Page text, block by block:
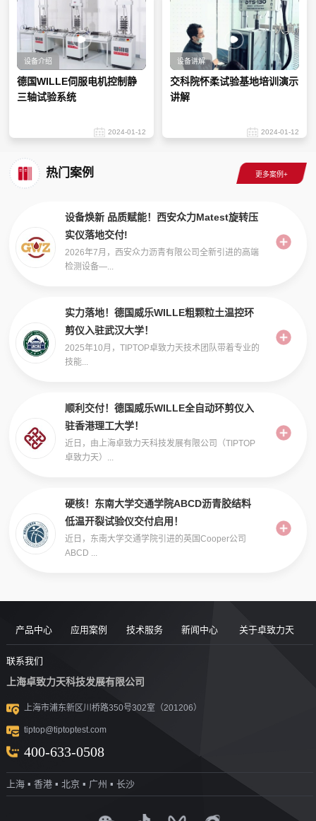
设备介绍
德国WILLE伺服电机控制静
三轴试验系统
2024-01-12
设备讲解
交科院怀柔试验基地培训演示
讲解
2024-01-12
热门案例
设备焕新 品质赋能！西安众力Matest旋转压
实仪落地交付!
2026年7月，西安众力沥青有限公司全新引进的高端
检测设备—...
实力落地！德国威乐WILLE粗颗粒土温控环
剪仪入驻武汉大学！
2025年10月，TIPTOP卓致力天技术团队带着专业的
技能...
顺利交付！德国威乐WILLE全自动环剪仪入
驻香港理工大学！
近日，由上海卓致力天科技发展有限公司（TIPTOP
卓致力天）...
硬核！东南大学交通学院ABCD沥青胶结料
低温开裂试验仪交付启用！
近日，东南大学交通学院引进的英国Cooper公司
ABCD ...
产品中心
道路现场检
测设备
沥青/沥青胶
结料测试设
沥青混合料
设备
岩石力学测
试设备
集料/水泥/混
应用案例
视频
技术服务
团队风采
UTM升级
技术答疑
新闻中心 关于卓致力天
合作伙伴
联系我们
上海卓致力天科技发展有限公司
上海市浦东新区川桥路350号302室（201206）
tiptop@tiptoptest.com
400-633-0508
上海 ▪ 香港 ▪ 北京 ▪ 广州 ▪ 长沙